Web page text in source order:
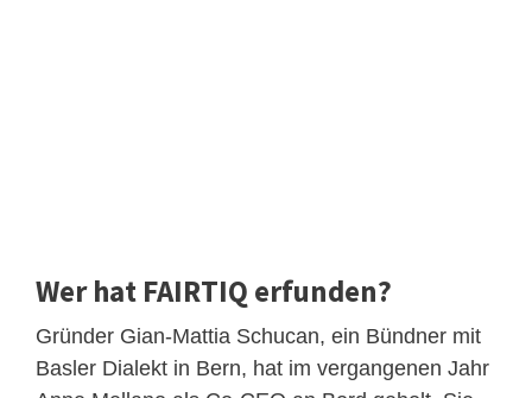
Wer hat FAIRTIQ erfunden?
Gründer Gian-Mattia Schucan, ein Bündner mit
Basler Dialekt in Bern, hat im vergangenen Jahr